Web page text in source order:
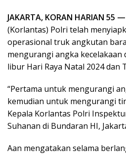
JAKARTA, KORAN HARIAN 55 —
(Korlantas) Polri telah
operasional truk angkutan
mengurangi angka kecelakaan
libur Hari Raya Natal 2024 dan
“Pertama untuk mengurangi
kemudian untuk mengurangi
Kepala Korlantas Polri
Suhanan di Bundaran HI,
Aan mengatakan selama